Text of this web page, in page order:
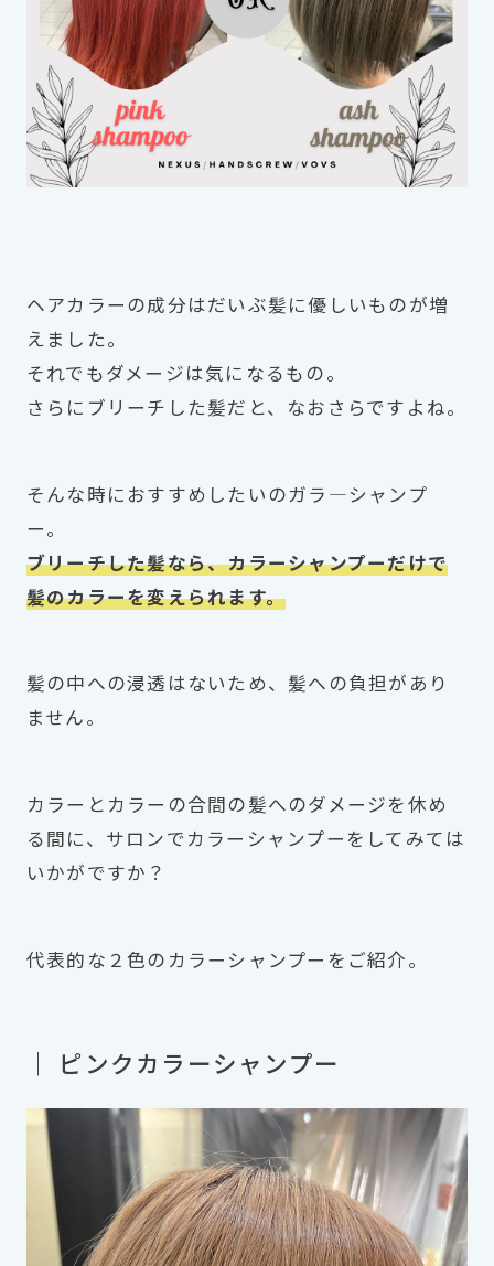
ヘアカラーの成分はだいぶ髪に優しいものが増
えました。
それでもダメージは気になるもの。
さらにブリーチした髪だと、なおさらですよね。
そんな時におすすめしたいのガラ―シャンプ
ー。
ブリーチした髪なら、カラーシャンプーだけで
髪のカラーを変えられます。
髪の中への浸透はないため、髪への負担があり
ません。
カラーとカラーの合間の髪へのダメージを休め
る間に、サロンでカラーシャンプーをしてみては
いかがですか？
代表的な２色のカラーシャンプーをご紹介。
｜ ピンクカラーシャンプー